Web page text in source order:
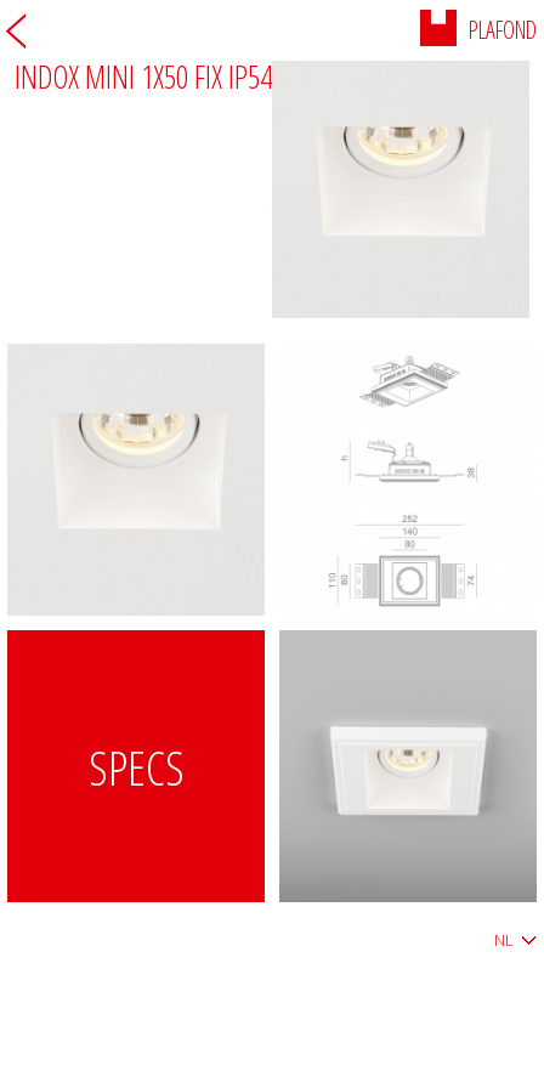
PLAFOND
INDOX MINI 1X50 FIX IP54
SPECS
NL